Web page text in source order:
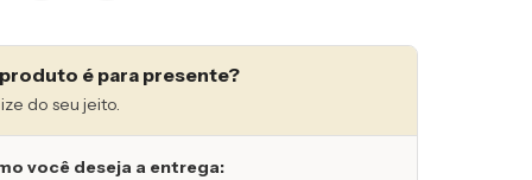
é para presente?
do seu jeito.
você deseja a entrega: